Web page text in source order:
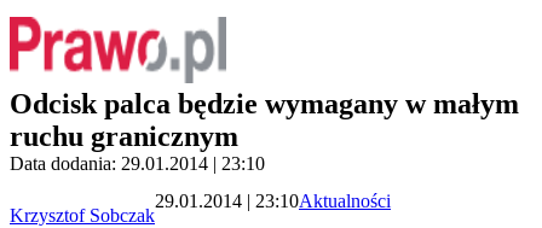
Odcisk palca będzie wymagany w małym
ruchu granicznym
Data dodania: 29.01.2014 | 23:10
Krzysztof Sobczak
29.01.2014 | 23:10Aktualności